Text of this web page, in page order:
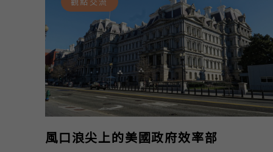
風口浪尖上的美國政府效率部